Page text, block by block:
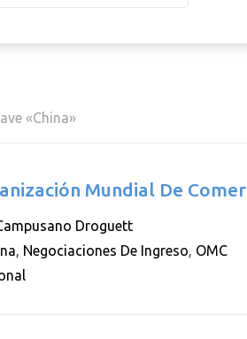
«China»
Mundial De
Droguett
, Negociaciones De Ingreso, OMC